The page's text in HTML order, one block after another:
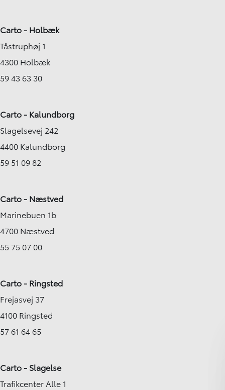
Carto - Holbæk
Tåstruphøj 1
4300 Holbæk
59 43 63 30
Carto - Kalundborg
Slagelsevej 242
4400 Kalundborg
59 51 09 82
Carto - Næstved
Marinebuen 1b
4700 Næstved
55 75 07 00
Carto - Ringsted
Frejasvej 37
4100 Ringsted
57 61 64 65
Carto - Slagelse
Trafikcenter Alle 1